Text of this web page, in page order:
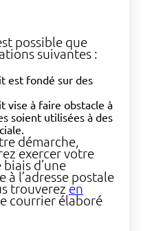
possible que
suivantes :
est fondé sur des
vise à faire obstacle à
soient utilisées à des
démarche,
exercer votre
d’une
à l’adresse postale
trouverez en
courrier élaboré